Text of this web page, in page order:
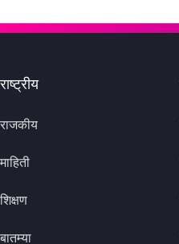
राष्ट्रीय
राजकीय
माहिती
शिक्षण
बातम्या